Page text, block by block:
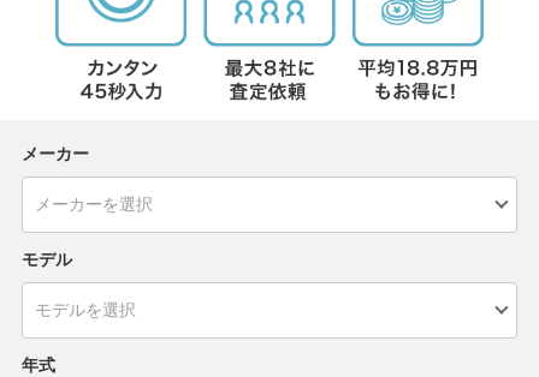
メーカー
モデル
年式